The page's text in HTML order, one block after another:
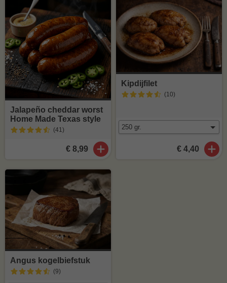
Jalapeño cheddar worst
Home Made Texas style
(41)
€ 8,99
Kipdijfilet
(10)
€ 4,40
Angus kogelbiefstuk
(9)